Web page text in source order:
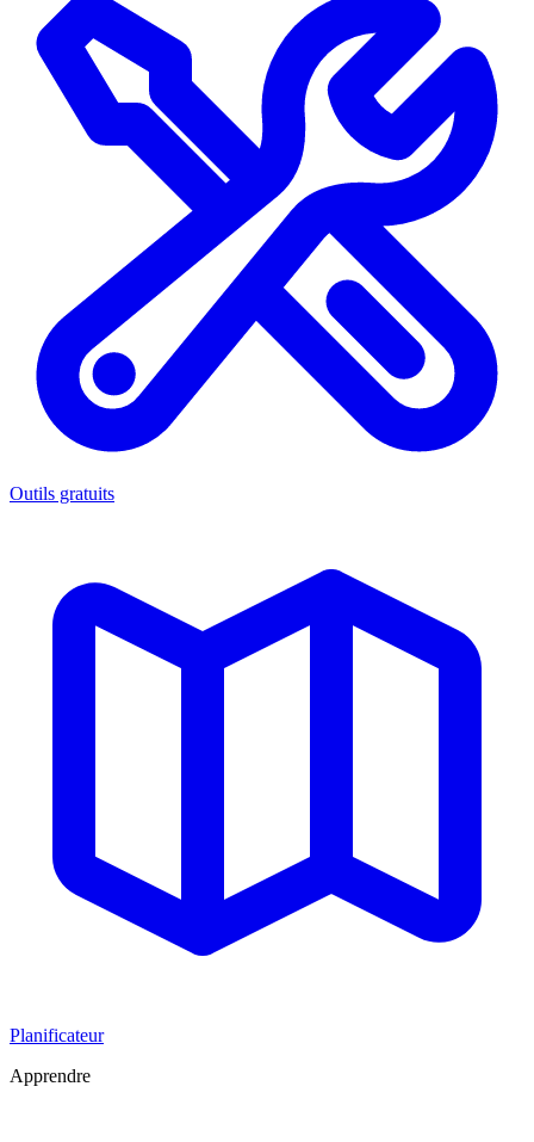
Outils gratuits
Planificateur
Apprendre